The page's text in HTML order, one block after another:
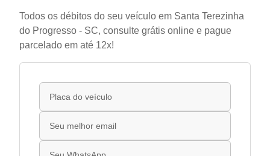
Todos os débitos do seu veículo em Santa Terezinha
do Progresso - SC, consulte grátis online e pague
parcelado em até 12x!